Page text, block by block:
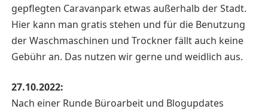
gepflegten Caravanpark etwas außerhalb der Stadt.
Hier kann man gratis stehen und für die Benutzung
der Waschmaschinen und Trockner fällt auch keine
Gebühr an. Das nutzen wir gerne und weidlich aus.
27.10.2022:
Nach einer Runde Büroarbeit und Blogupdates